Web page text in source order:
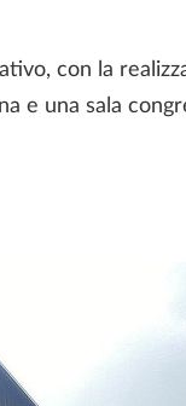
con la
e una sala